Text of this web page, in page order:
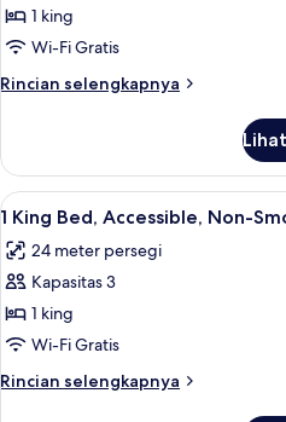
Bars,
Non-
Room,
with
Grab
Bars,
untuk
1
King
Room,
Non-
Smoking
1 king
Wi-Fi Gratis
Rincian selengkapnya
Rincian
1
King
Bed,
Superior
Room,
Non-
Lihat
semua
foto
untuk
1
King
Bed,
Accessible,
8
1 King Bed, Accessible, Non-
24 meter persegi
Kapasitas 3
1 king
Wi-Fi Gratis
Rincian selengkapnya
Rincian